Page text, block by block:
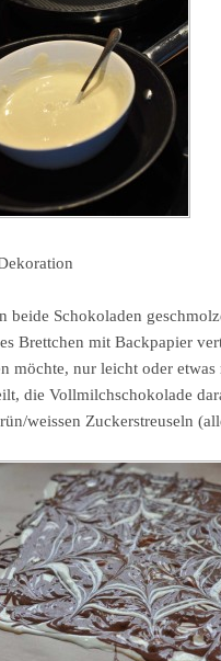
beide Schokoladen
Brettchen mit Backpapier
möchte, nur leicht oder
die Vollmilchschokolade
weissen Zuckerstreuseln